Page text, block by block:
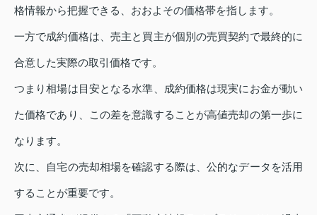
格情報から把握できる、おおよその価格帯を指します。
一方で成約価格は、売主と買主が個別の売買契約で最終的に
合意した実際の取引価格です。
つまり相場は目安となる水準、成約価格は現実にお金が動い
た価格であり、この差を意識することが高値売却の第一歩に
なります。
次に、自宅の売却相場を確認する際は、公的なデータを活用
することが重要です。